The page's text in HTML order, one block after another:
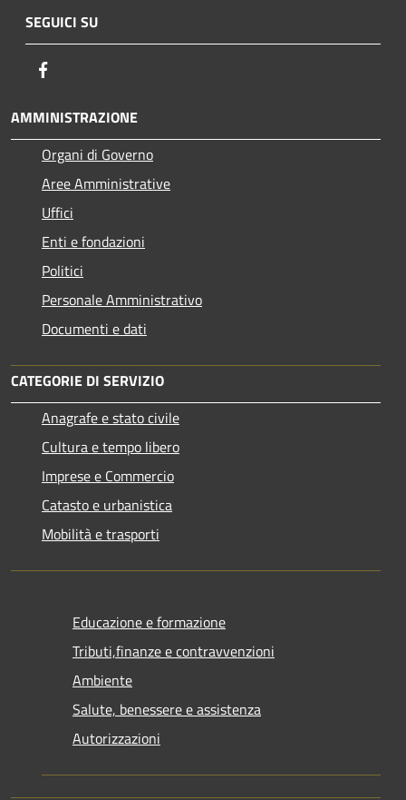
SEGUICI SU
AMMINISTRAZIONE
Organi di Governo
Aree Amministrative
Uffici
Enti e fondazioni
Politici
Personale Amministrativo
Documenti e dati
CATEGORIE DI SERVIZIO
Anagrafe e stato civile
Cultura e tempo libero
Imprese e Commercio
Catasto e urbanistica
Mobilità e trasporti
Educazione e formazione
Tributi,finanze e contravvenzioni
Ambiente
Salute, benessere e assistenza
Autorizzazioni